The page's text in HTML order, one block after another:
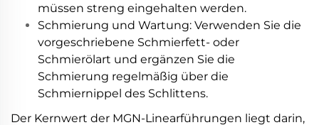
müssen streng eingehalten werden.
Schmierung und Wartung: Verwenden Sie die
vorgeschriebene Schmierfett- oder
Schmierölart und ergänzen Sie die
Schmierung regelmäßig über die
Schmiernippel des Schlittens.
Der Kernwert der MGN-Linearführungen liegt darin,